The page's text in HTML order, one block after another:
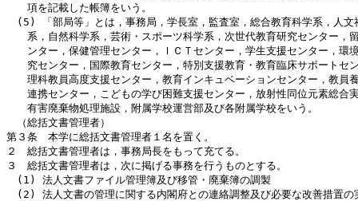
項を記載した帳簿をいう。
(5) 「部局等」とは，事務局，学長室，監査室，総合教育科学系，人文
系，自然科学系，芸術・スポーツ科学系，次世代教育研究センター，
ンター，保健管理センター，ＩＣＴセンター，学生支援センター，環
究センター，国際教育センター，特別支援教育・教育臨床サポートセ
理科教員高度支援センター，教育インキュベーションセンター，教員
連携センター，こどもの学び困難支援センター，放射性同位元素総合
有害廃棄物処理施設，附属学校運営部及び各附属学校をいう。
（総括文書管理者）
第３条　本学に総括文書管理者１名を置く。
２　総括文書管理者は，事務局長をもって充てる。
３　総括文書管理者は，次に掲げる事務を行うものとする。
(1) 法人文書ファイル管理簿及び移管・廃棄簿の調製
(2) 法人文書の管理に関する内閣府との連絡調整及び必要な改善措置の